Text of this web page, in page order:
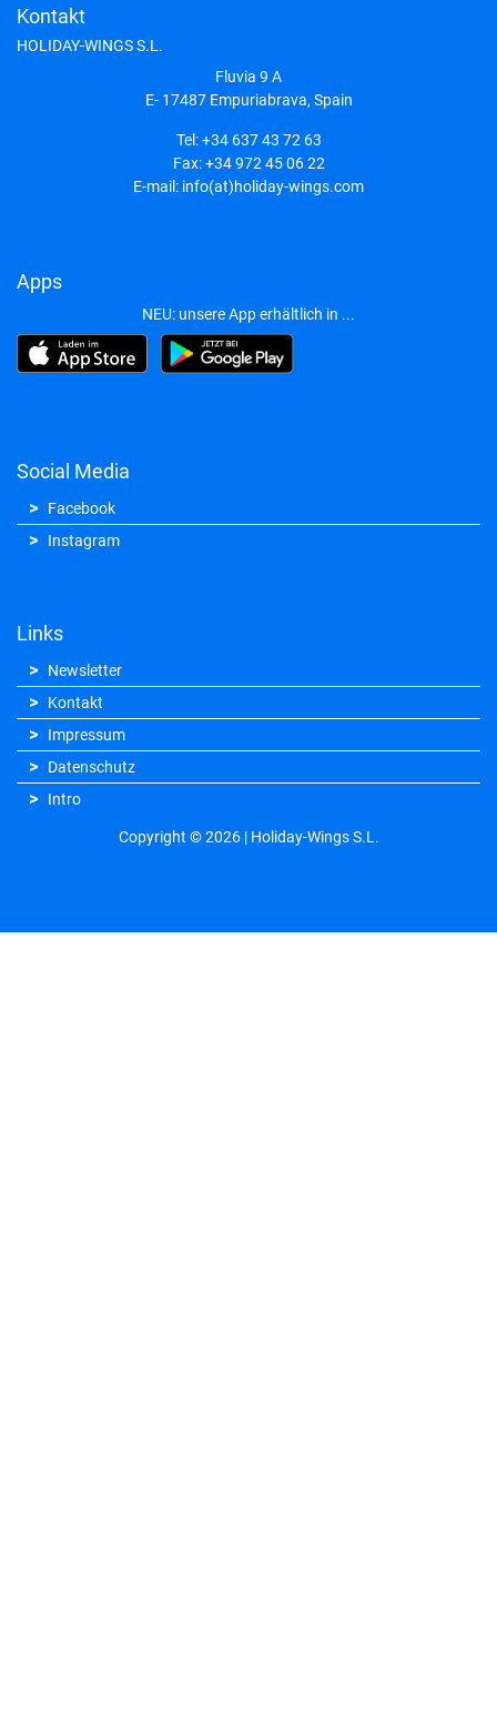
Kontakt
HOLIDAY-WINGS S.L.
Fluvia 9 A
E- 17487 Empuriabrava, Spain
Tel:+34 637 43 72 63
Fax:+34 972 45 06 22
E-mail: info(at)holiday-wings.com
Apps
NEU: unsere App erhältlich in ...
Social Media
Facebook
Instagram
Links
Newsletter
Kontakt
Impressum
Datenschutz
Intro
Copyright © 2026 | Holiday-Wings S.L.